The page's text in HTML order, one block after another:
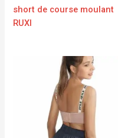
short de course moulant
RUXI